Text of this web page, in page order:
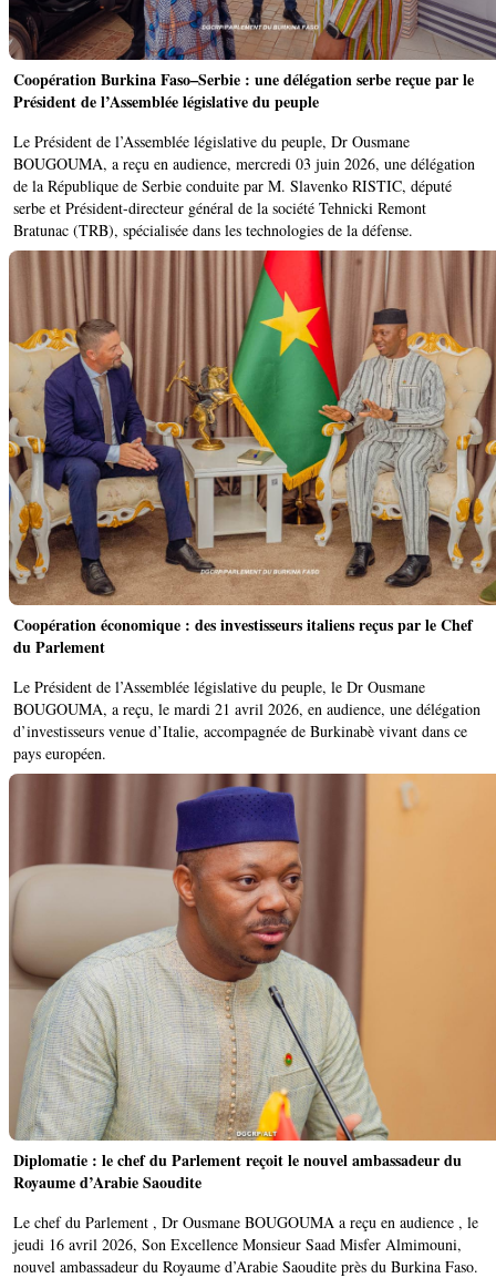
Coopération Burkina Faso–Serbie : une délégation serbe reçue par le
Président de l’Assemblée législative du peuple
Le Président de l’Assemblée législative du peuple, Dr Ousmane
BOUGOUMA, a reçu en audience, mercredi 03 juin 2026, une délégation
de la République de Serbie conduite par M. Slavenko RISTIC, député
serbe et Président-directeur général de la société Tehnicki Remont
Bratunac (TRB), spécialisée dans les technologies de la défense.
Coopération économique : des investisseurs italiens reçus par le Chef
du Parlement
Le Président de l’Assemblée législative du peuple, le Dr Ousmane
BOUGOUMA, a reçu, le mardi 21 avril 2026, en audience, une délégation
d’investisseurs venue d’Italie, accompagnée de Burkinabè vivant dans ce
pays européen.
Diplomatie : le chef du Parlement reçoit le nouvel ambassadeur du
Royaume d’Arabie Saoudite
Le chef du Parlement , Dr Ousmane BOUGOUMA a reçu en audience , le
jeudi 16 avril 2026, Son Excellence Monsieur Saad Misfer Almimouni,
nouvel ambassadeur du Royaume d’Arabie Saoudite près du Burkina Faso.